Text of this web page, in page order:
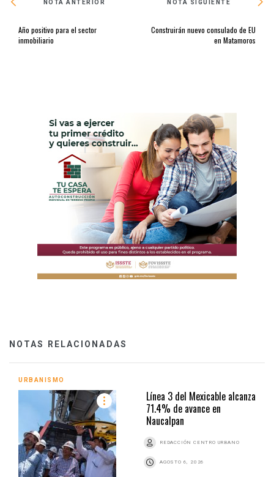
NOTA ANTERIOR
Año positivo para el sector
inmobiliario
NOTA SIGUIENTE
Construirán nuevo consulado de EU
en Matamoros
NOTAS RELACIONADAS
URBANISMO
Línea 3 del Mexicable alcanza
71.4% de avance en
Naucalpan
REDACCIÓN CENTRO URBANO
AGOSTO 6, 2026